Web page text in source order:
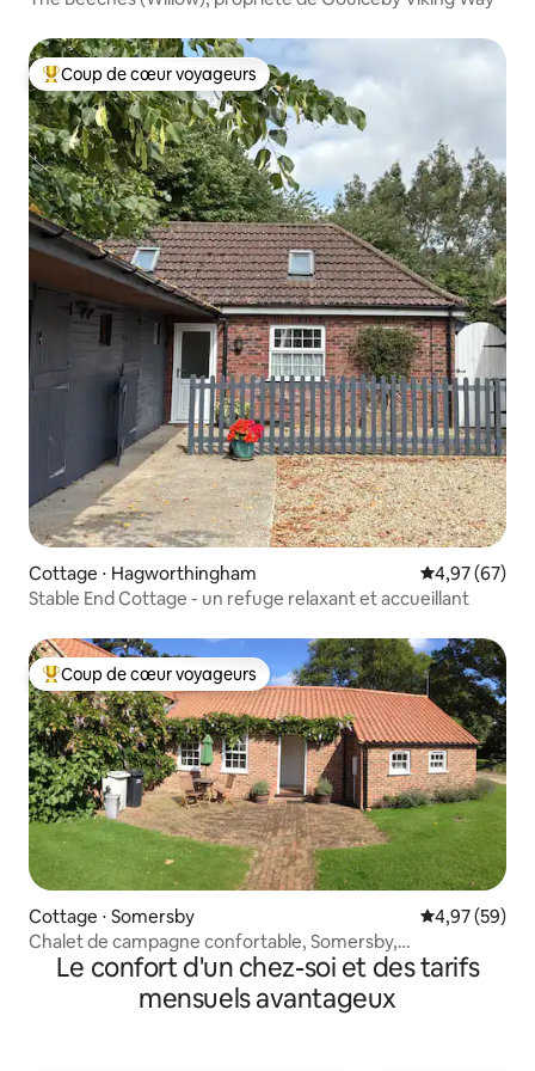
Coups de cœur voyageurs les plus appréciés
Coup de cœur voyageurs
Cottage ⋅ Hagworthingham Évaluation
4,97 (67)
Stable End Cottage - un refuge relaxant et accueillant
Coups de cœur voyageurs les plus appréciés
Coup de cœur voyageurs
Cottage ⋅ Somersby Évaluation
4,97 (59)
Chalet de campagne confortable, Somersby,
Lincolnshire Wolds
Le confort d'un chez-soi et des tarifs
mensuels avantageux